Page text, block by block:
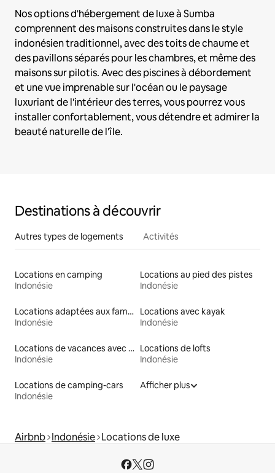
Nos options d'hébergement de luxe à Sumba
comprennent des maisons construites dans le style
indonésien traditionnel, avec des toits de chaume et
des pavillons séparés pour les chambres, et même des
maisons sur pilotis. Avec des piscines à débordement
et une vue imprenable sur l'océan ou le paysage
luxuriant de l'intérieur des terres, vous pourrez vous
installer confortablement, vous détendre et admirer la
beauté naturelle de l'île.
Destinations à découvrir
Autres types de logements Activités
Locations en camping
Indonésie
Locations au pied des pistes
Indonésie
Locations adaptées aux familles
Indonésie
Locations avec kayak
Indonésie
Locations de vacances avec piscine
Indonésie
Locations de lofts
Indonésie
Locations de camping-cars
Indonésie
Afficher plus
Airbnb Indonésie Locations de luxe